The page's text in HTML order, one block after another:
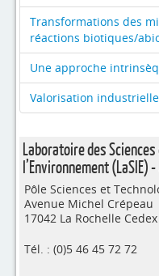
Transformations des
réactions biotiques/
Une approche
Valorisation
Laboratoire des
l’Environnement (LaSIE) -
Pôle Sciences et
Avenue Michel Crépeau
17042 La Rochelle
Tél. : (0)5 46 45 72 72